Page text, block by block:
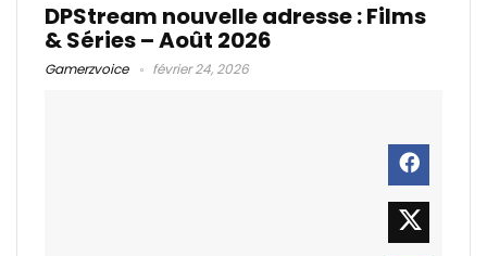
DPStream nouvelle adresse : Films
& Séries – Août 2026
Gamerzvoice février 24, 2026